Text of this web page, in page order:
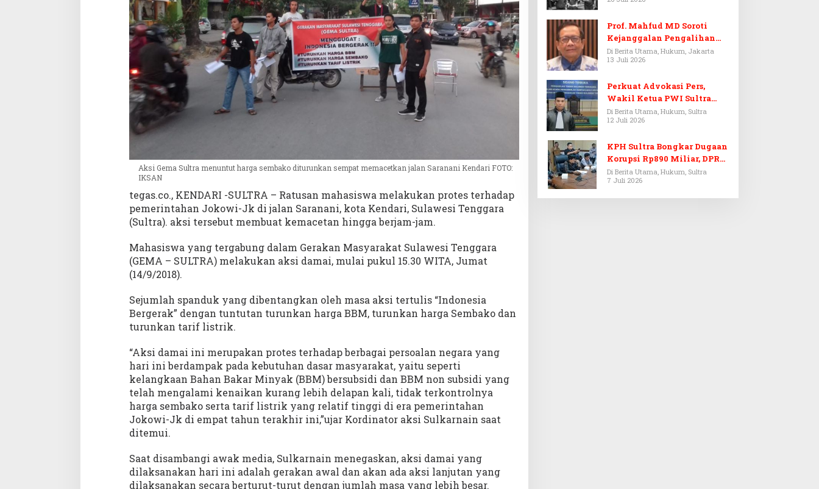
u
n
t
u
t
H
g
b
k
o
D
i
u
r
k
a
n
Aksi Gema Sultra menuntut harga sembako diturunkan sempat memacetkan jalan Saranani Kendari FOTO:
IKSAN
tegas.co., KENDARI -SULTRA – Ratusan mahasiswa melakukan protes terhadap
pemerintahan Jokowi-Jk di jalan Saranani, kota Kendari, Sulawesi Tenggara
(Sultra). aksi tersebut membuat kemacetan hingga berjam-jam.
Mahasiswa yang tergabung dalam Gerakan Masyarakat Sulawesi Tenggara
(GEMA – SULTRA) melakukan aksi damai, mulai pukul 15.30 WITA, Jumat
(14/9/2018).
Sejumlah spanduk yang dibentangkan oleh masa aksi tertulis “Indonesia
Bergerak” dengan tuntutan turunkan harga BBM, turunkan harga Sembako dan
turunkan tarif listrik.
“Aksi damai ini merupakan protes terhadap berbagai persoalan negara yang
hari ini berdampak pada kebutuhan dasar masyarakat, yaitu seperti
kelangkaan Bahan Bakar Minyak (BBM) bersubsidi dan BBM non subsidi yang
telah mengalami kenaikan kurang lebih delapan kali, tidak terkontrolnya
harga sembako serta tarif listrik yang relatif tinggi di era pemerintahan
Jokowi-Jk di empat tahun terakhir ini,”ujar Kordinator aksi Sulkarnain saat
ditemui.
Saat disambangi awak media, Sulkarnain menegaskan, aksi damai yang
dilaksanakan hari ini adalah gerakan awal dan akan ada aksi lanjutan yang
dilaksanakan secara berturut-turut dengan jumlah masa yang lebih besar.
Prof. Mahfud MD Soroti
Kejanggalan Pengalihan
Penyelidikan Tersangka
Febrie Adriansyah
Di Berita Utama, Hukum, Jakarta
13 Juli 2026
Perkuat Advokasi Pers,
Wakil Ketua PWI Sultra
Resmi Dilantik Menjadi
Advokat PERADI
Di Berita Utama, Hukum, Sultra
12 Juli 2026
KPH Sultra Bongkar Dugaan
Korupsi Rp890 Miliar, DPRD
Sultra Gelar RDP
Di Berita Utama, Hukum, Sultra
7 Juli 2026